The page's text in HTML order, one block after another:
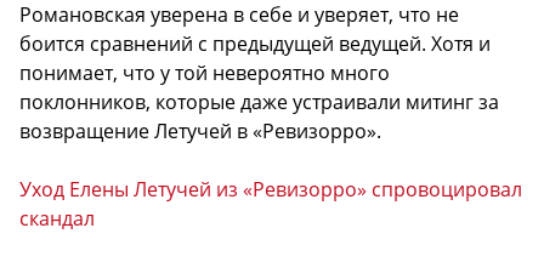
Романовская уверена в себе и уверяет, что не
боится сравнений с предыдущей ведущей. Хотя и
понимает, что у той невероятно много
поклонников, которые даже устраивали митинг за
возвращение Летучей в «Ревизорро».
Уход Елены Летучей из «Ревизорро» спровоцировал
скандал